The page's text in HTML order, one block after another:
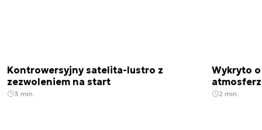
Kontrowersyjny satelita-lustro z
zezwoleniem na start
3 min.
Wykryto
2 min.